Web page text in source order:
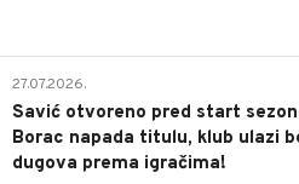
27.07.2026.
Savić otvoreno pred start
Borac napada titulu, klub ulazi
dugova prema igračima!